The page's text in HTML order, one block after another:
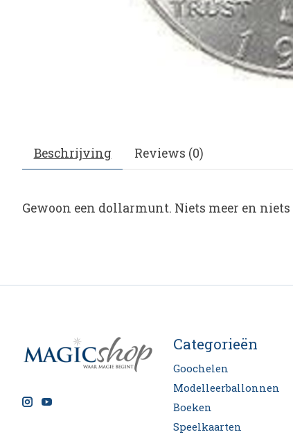
Beschrijving Reviews (0)
Gewoon een dollarmunt. Niets meer en
Categorieën
Goochelen
Modelleerballonnen
Boeken
Speelkaarten